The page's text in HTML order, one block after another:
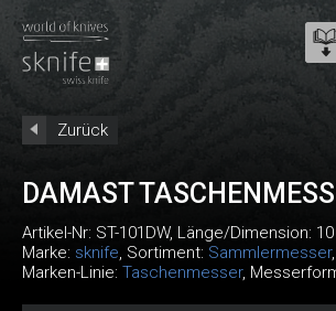
Zurück
DAMAST
Artikel-Nr: ST-101DW, Länge/Dimension:
Marke: sknife, Sortiment: Sammlermesser,
Marken-Linie: Taschenmesser,